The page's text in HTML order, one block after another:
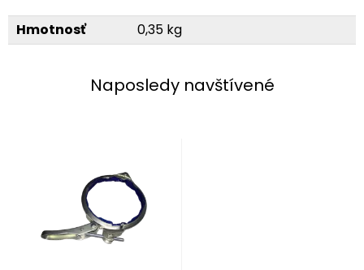
Hmotnosť 0,35 kg
Naposledy navštívené